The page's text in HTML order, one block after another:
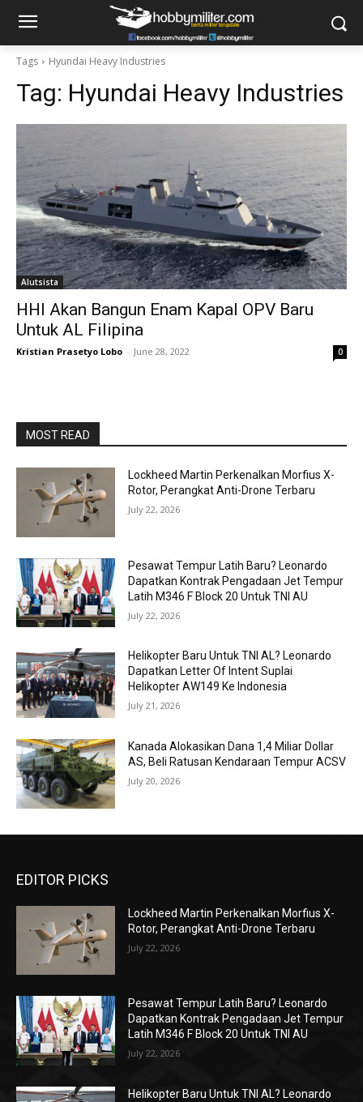
Tags Hyundai Heavy Industries
Tag: Hyundai Heavy Industries
Alutsista
HHI Akan Bangun Enam Kapal OPV Baru
Untuk AL Filipina
Kristian Prasetyo Lobo - June 28, 2022 0
MOST READ
Lockheed Martin Perkenalkan Morfius X-
Rotor, Perangkat Anti-Drone Terbaru
July 22, 2026
Pesawat Tempur Latih Baru? Leonardo
Dapatkan Kontrak Pengadaan Jet Tempur
Latih M346 F Block 20 Untuk TNI AU
July 22, 2026
Helikopter Baru Untuk TNI AL? Leonardo
Dapatkan Letter Of Intent Suplai
Helikopter AW149 Ke Indonesia
July 21, 2026
Kanada Alokasikan Dana 1,4 Miliar Dollar
AS, Beli Ratusan Kendaraan Tempur ACSV
July 20, 2026
EDITOR PICKS
Lockheed Martin Perkenalkan Morfius X-
Rotor, Perangkat Anti-Drone Terbaru
July 22, 2026
Pesawat Tempur Latih Baru? Leonardo
Dapatkan Kontrak Pengadaan Jet Tempur
Latih M346 F Block 20 Untuk TNI AU
July 22, 2026
Helikopter Baru Untuk TNI AL? Leonardo